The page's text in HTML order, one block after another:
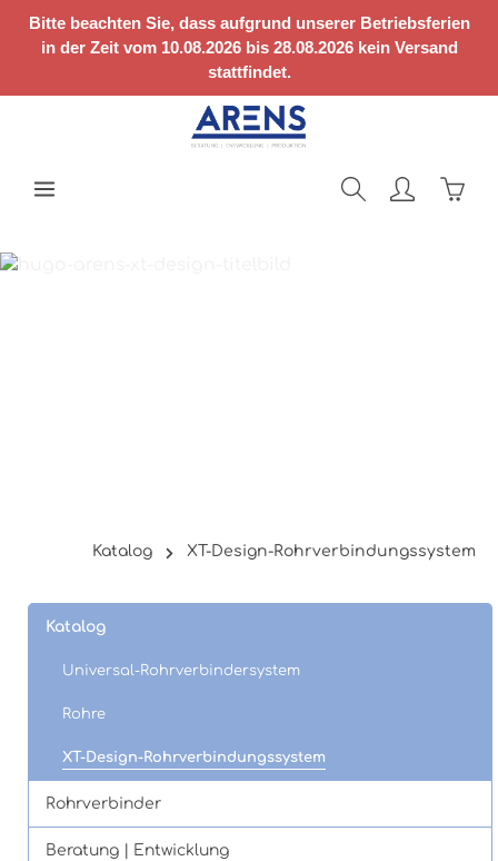
Zum Hauptinhalt springen
Bitte beachten Sie, dass aufgrund unserer Betriebsferien
in der Zeit vom 10.08.2026 bis 28.08.2026 kein Versand
stattfindet.
Katalog XT-Design-Rohrverbindungssystem
Katalog
Universal-Rohrverbindersystem
Rohre
XT-Design-Rohrverbindungssystem
Rohrverbinder
Beratung | Entwicklung